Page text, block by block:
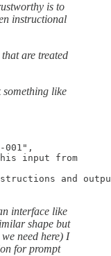
is to
instructional
are treated
something like
001",
input from
and
interface like
shape but
need here) I
for prompt